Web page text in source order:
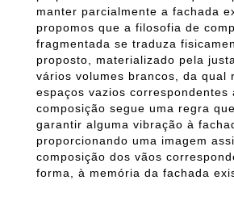
manter parcialmente a fachada
propomos que a filosofia de
fragmentada se traduza
proposto, materializado pela
vários volumes brancos, da qual
espaços vazios correspondentes
composição segue uma regra
garantir alguma vibração à
proporcionando uma imagem
composição dos vãos
forma, à memória da fachada